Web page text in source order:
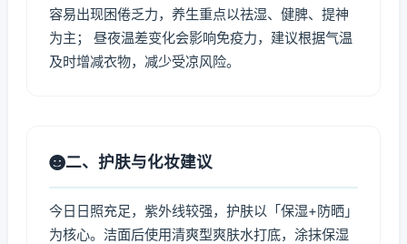
容易出现困倦乏力，养生重点以祛湿、健脾、提神
为主； 昼夜温差变化会影响免疫力，建议根据气温
及时增减衣物，减少受凉风险。
二、护肤与化妆建议
今日日照充足，紫外线较强，护肤以「保湿+防晒」
为核心。洁面后使用清爽型爽肤水打底，涂抹保湿